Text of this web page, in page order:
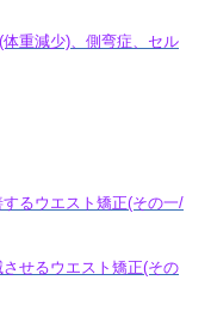
重減少)、側弯症、セル
るウエスト矯正(その一/
せるウエスト矯正(その